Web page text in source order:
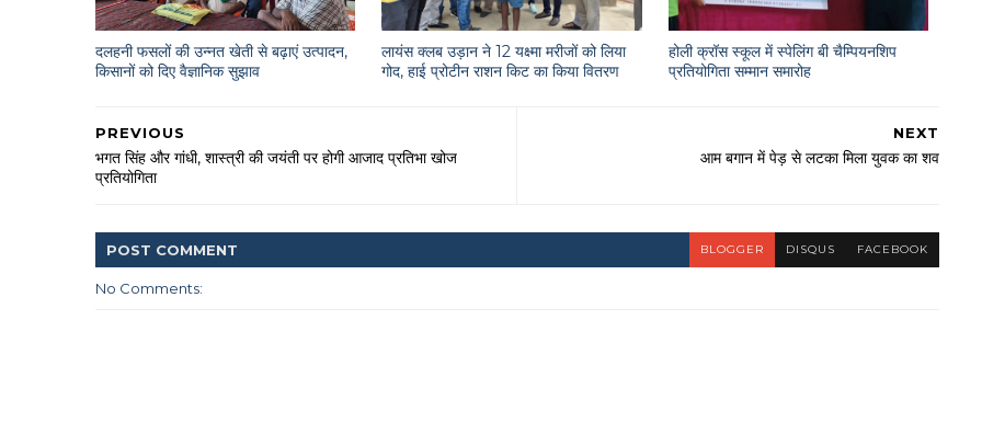
दलहनी फसलों की उन्नत खेती से बढ़ाएं उत्पादन,
किसानों को दिए वैज्ञानिक सुझाव
लायंस क्लब उड़ान ने 12 यक्ष्मा मरीजों को लिया
गोद, हाई प्रोटीन राशन किट का किया वितरण
होली क्रॉस स्कूल में स्पेलिंग बी चैम्पियनशिप
प्रतियोगिता सम्मान समारोह
NEXT
आम बगान में पेड़ से लटका मिला युवक का शव
PREVIOUS
भगत सिंह और गांधी, शास्त्री की जयंती पर होगी आजाद प्रतिभा खोज
प्रतियोगिता
POST COMMENT BLOGGER DISQUS FACEBOOK
No Comments: